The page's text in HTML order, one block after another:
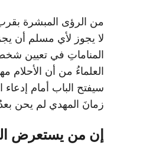
من الرؤى المبشرة بقرب
لا يجوز لأي مسلم أن
المناماتِ في تعيين
العلماءُ من أن الأحلام
سيفتح الباب أمام إدعاء
زمانَ المهدي لم يحن
إن من يستعرض